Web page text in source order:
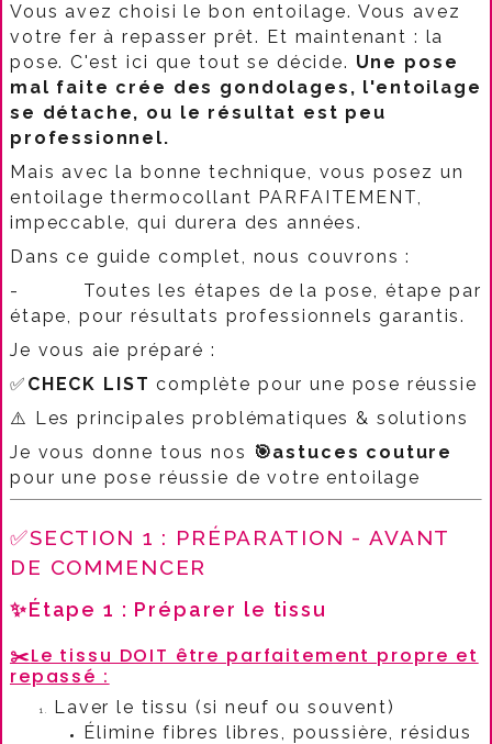
Vous avez choisi le bon entoilage. Vous avez
votre fer à repasser prêt. Et maintenant : la
pose. C'est ici que tout se décide. Une pose
mal faite crée des gondolages, l'entoilage
se détache, ou le résultat est peu
professionnel.
Mais avec la bonne technique, vous posez un
entoilage thermocollant PARFAITEMENT,
impeccable, qui durera des années.​
Dans ce guide complet, nous couvrons :
-
Toutes les étapes de la pose, étape par
étape, pour résultats professionnels garantis.​
Je vous aie préparé :
✅ CHECK LISTcomplète pour une pose réussie
⚠️ Les principales problématiques & solutions
Je vous donne tous nos 🎯astuces couture
pour une pose réussie de votre entoilage
✅SECTION 1 : PRÉPARATION - AVANT
DE COMMENCER
✨Étape 1 : Préparer le tissu
✂️Le tissu DOIT être parfaitement propre et
repassé :​
Laver le tissu (si neuf ou souvent)
Élimine fibres libres, poussière, résidus